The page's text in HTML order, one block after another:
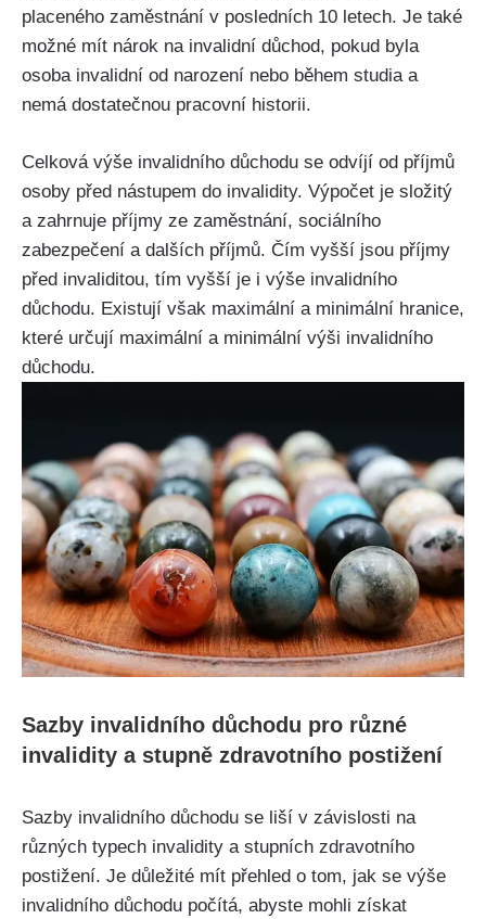
placeného zaměstnání v posledních 10 letech. Je také
možné mít nárok na invalidní důchod, pokud byla
osoba invalidní od narození nebo během studia a
nemá dostatečnou pracovní historii.
Celková výše invalidního důchodu se odvíjí od příjmů
osoby před nástupem do invalidity. Výpočet je složitý
a zahrnuje příjmy ze zaměstnání, sociálního
zabezpečení a dalších příjmů. Čím vyšší jsou příjmy
před invaliditou, tím vyšší je i výše invalidního
důchodu. Existují však maximální a minimální hranice,
které určují maximální a minimální výši invalidního
důchodu.
Sazby invalidního důchodu pro různé
invalidity a stupně zdravotního postižení
Sazby invalidního důchodu se liší v závislosti na
různých typech invalidity a stupních zdravotního
postižení. Je důležité mít přehled o tom, jak se výše
invalidního důchodu počítá, abyste mohli získat